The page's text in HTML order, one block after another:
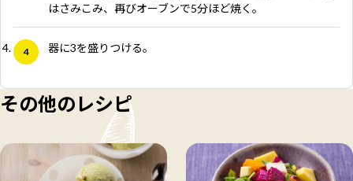
はさみこみ、再びオーブンで5分ほど焼く。
器に3を盛りつける。
その他のレシピ